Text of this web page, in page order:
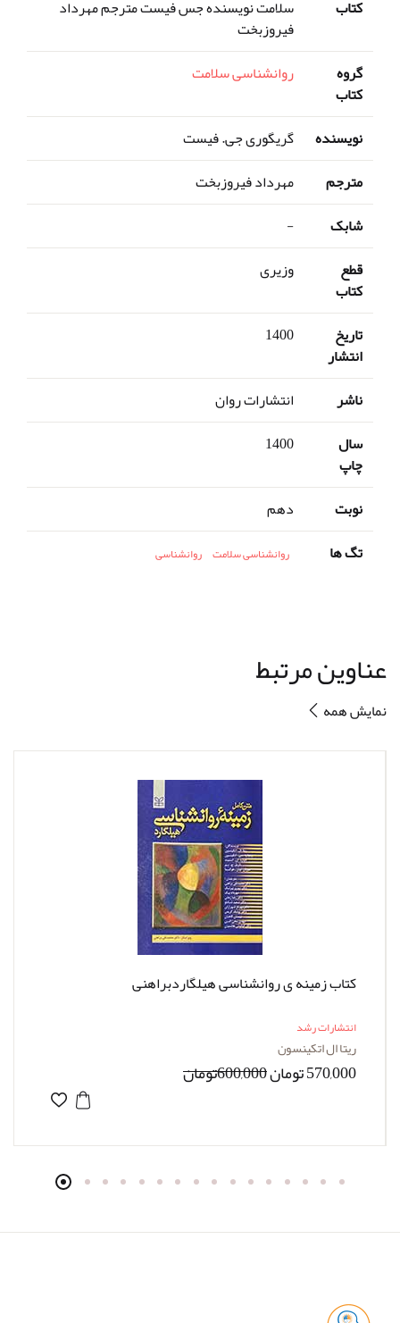
کتاب سلامت نویسنده جس فیست مترجم مهرداد
فیروزبخت
گروه
کتاب
روانشناسی سلامت
نویسنده
گریگوری جی. فیست
مترجم
مهرداد فیروزبخت
شابک
-
قطع
کتاب
وزیری
تاریخ
انتشار
1400
ناشر
انتشارات روان
سال
چاپ
1400
نوبت
دهم
تگ ها
روانشناسی سلامت روانشناسی
عناوین مرتبط
نمایش همه
کتاب زمینه ی روانشناسی هیلگاردبراهنی
انتشارات رشد
ریتا ال اتکینسون
570,000 تومان 600,000تومان